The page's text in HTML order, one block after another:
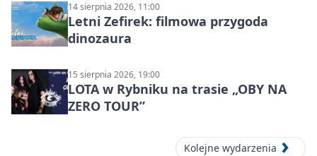
14 sierpnia 2026, 11:00
Letni Zefirek: filmowa przygoda
dinozaura
15 sierpnia 2026, 19:00
LOTA w Rybniku na trasie „OBY NA
ZERO TOUR”
Kolejne wydarzenia